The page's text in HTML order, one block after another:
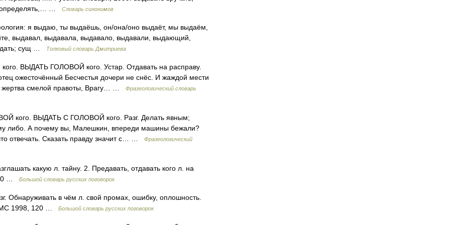
определять,… …
Словарь синонимов
я выдаю, ты выдаёшь, он/она/оно выдаёт, мы выдаём,
выдавал, выдавала, выдавало, выдавали, выдающий,
сущ …
Толковый словарь Дмитриева
ВЫДАТЬ ГОЛОВОЙ кого. Устар. Отдавать на расправу.
ожесточённый Бесчестья дочери не снёс. И жаждой мести
смелой правоты, Врагу… …
Фразеологический словарь
кого. ВЫДАТЬ С ГОЛОВОЙ кого. Разг. Делать явным;
либо. А почему вы, Малешкин, впереди машины бежали?
отвечать. Сказать правду значит с… …
Фразеологический
какую л. тайну. 2. Предавать, отдавать кого л. на
…
Большой словарь русских поговорок
Обнаруживать в чём л. свой промах, ошибку, оплошность.
1998, 120 …
Большой словарь русских поговорок